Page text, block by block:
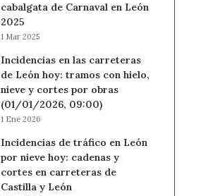
cabalgata de Carnaval en León
2025
1 Mar 2025
Incidencias en las carreteras
de León hoy: tramos con hielo,
nieve y cortes por obras
(01/01/2026, 09:00)
1 Ene 2026
Incidencias de tráfico en León
por nieve hoy: cadenas y
cortes en carreteras de
Castilla y León